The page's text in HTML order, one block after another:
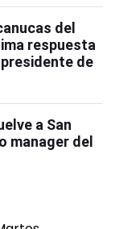
del
respuesta
de
a San
manager del